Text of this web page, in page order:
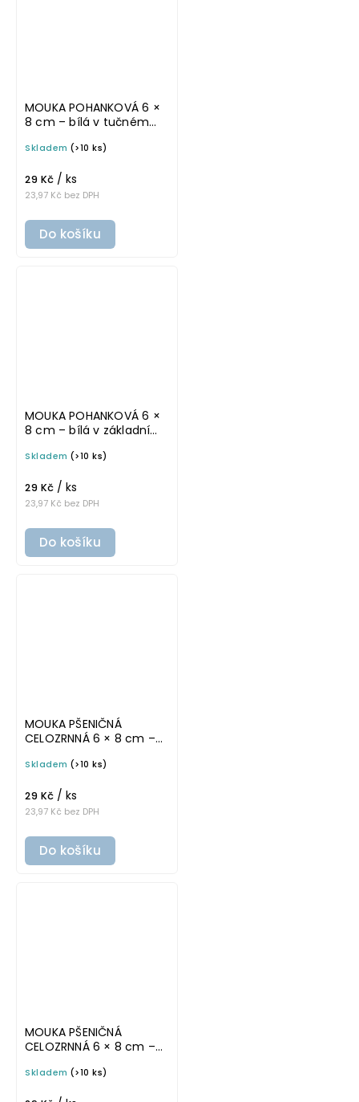
MOUKA POHANKOVÁ 6 ×
8 cm – bílá v tučném
samolepka na
Skladem (>10 ks)
23,97 Kč bez DPH
29 Kč / ks
Do košíku
MOUKA POHANKOVÁ 6 ×
8 cm – bílá v základním
samolepka na
Skladem (>10 ks)
23,97 Kč bez DPH
29 Kč / ks
Do košíku
MOUKA PŠENIČNÁ
CELOZRNNÁ 6 × 8 cm –
omyvatelná samolepka
Skladem (>10 ks)
23,97 Kč bez DPH
29 Kč / ks
Do košíku
MOUKA PŠENIČNÁ
CELOZRNNÁ 6 × 8 cm –
omyvatelná samolepka
Skladem (>10 ks)